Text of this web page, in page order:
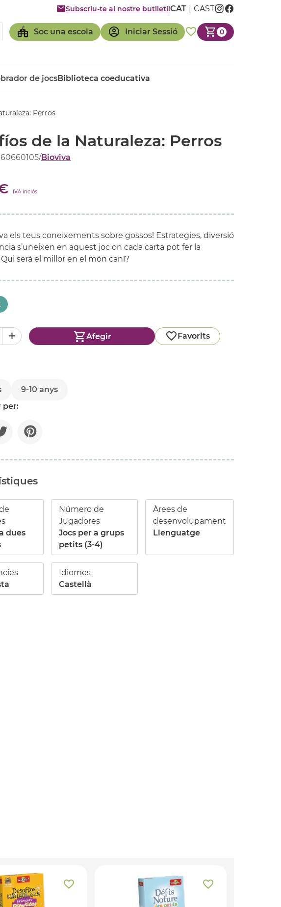
Soc una escola Iniciar Sessió 0
Subscriu-te al nostre butlletí!CAT CAST
de jocsBiblioteca coeducativa
Perros
de la Naturaleza: Perros
/Bioviva
IVA inclòs
els teus coneixements sobre gossos! Estrategies, diversió
s’uneixen en aquest joc on cada carta pot fer la
serà el millor en el món caní?
Afegir Favorits
9-10 anys
per:
dues
Número de
Jugadores
Jocs per a grups
petits (3-4)
Àrees de
desenvolupament
Llenguatge
Idiomes
Castellà